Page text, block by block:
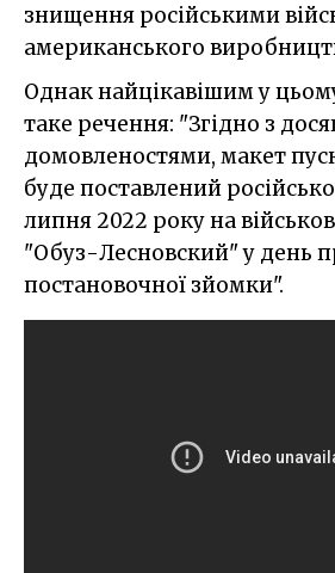
знищення російськими
американського
Однак найцікавішим у
таке речення: "Згідно з
домовленостями, макет
буде поставлений
липня 2022 року на
"Обуз-Лесновский" у день
постановочної зйомки".